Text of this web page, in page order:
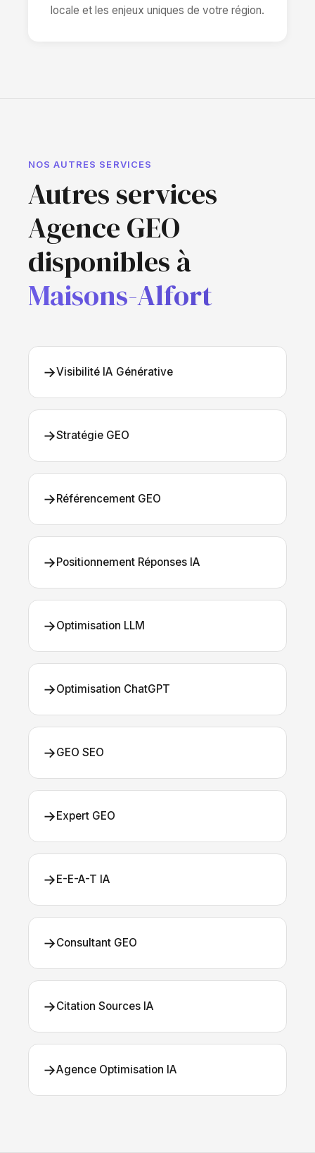
locale et les enjeux uniques de votre région.
NOS AUTRES SERVICES
Autres services
Agence GEO
disponibles à
Maisons-Alfort
→Visibilité IA Générative
→Stratégie GEO
→Référencement GEO
→Positionnement Réponses IA
→Optimisation LLM
→Optimisation ChatGPT
→GEO SEO
→Expert GEO
→E-E-A-T IA
→Consultant GEO
→Citation Sources IA
→Agence Optimisation IA